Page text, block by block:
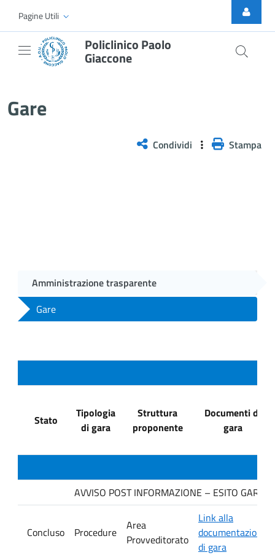
Skip to Main Content
Pagine Utili
Policlinico Paolo
Giaccone
Gare
Condividi Stampa
Amministrazione trasparente
Gare
Stato
Tipologia
di gara
Struttura
proponente
Documenti di
gara
AVVISO POST INFORMAZIONE – ESITO
Concluso Procedure
Area
Provveditorato
Link alla
documentazione
di gara